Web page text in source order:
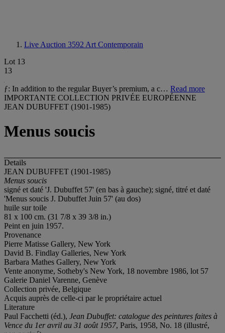
Live Auction 3592 Art Contemporain
Lot 13
13
ƒ: In addition to the regular Buyer’s premium, a c… Read more
IMPORTANTE COLLECTION PRIVÉE EUROPÉENNE
JEAN DUBUFFET (1901-1985)
Menus soucis
Details
JEAN DUBUFFET (1901-1985)
Menus soucis
signé et daté 'J. Dubuffet 57' (en bas à gauche); signé, titré et daté
'Menus soucis J. Dubuffet Juin 57' (au dos)
huile sur toile
81 x 100 cm. (31 7/8 x 39 3/8 in.)
Peint en juin 1957.
Provenance
Pierre Matisse Gallery, New York
David B. Findlay Galleries, New York
Barbara Mathes Gallery, New York
Vente anonyme, Sotheby's New York, 18 novembre 1986, lot 57
Galerie Daniel Varenne, Genève
Collection privée, Belgique
Acquis auprès de celle-ci par le propriétaire actuel
Literature
Paul Facchetti (éd.), Jean Dubuffet: catalogue des peintures faites à
Vence du 1er avril au 31 août 1957, Paris, 1958, No. 18 (illustré,